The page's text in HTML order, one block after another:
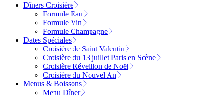
Dîners Croisière
Formule Eau
Formule Vin
Formule Champagne
Dates Spéciales
Croisière de Saint Valentin
Croisière du 13 juillet Paris en Scène
Croisière Réveillon de Noël
Croisière du Nouvel An
Menus & Boissons
Menu Dîner